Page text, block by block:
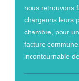
nous retrouvons
chargeons leurs
chambre, pour
facture
incontournable